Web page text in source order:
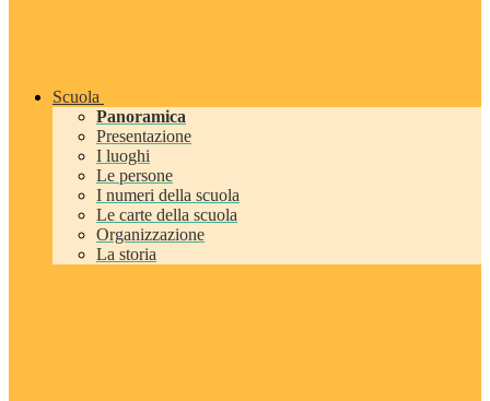
Scuola
Panoramica
Presentazione
I luoghi
Le persone
I numeri della scuola
Le carte della scuola
Organizzazione
La storia